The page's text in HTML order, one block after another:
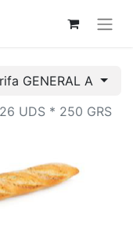
GENERAL A
UDS * 250 GRS